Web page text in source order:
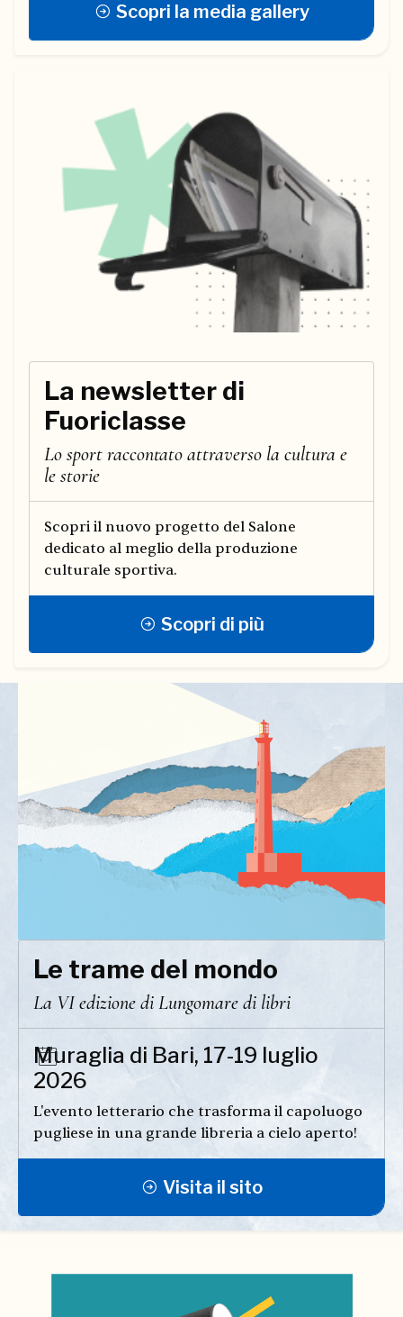
Scopri la media gallery
La newsletter di
Fuoriclasse
Lo sport raccontato attraverso la cultura e
le storie
Scopri il nuovo progetto del Salone
dedicato al meglio della produzione
culturale sportiva.
Scopri di più
Le trame del mondo
La VI edizione di Lungomare di libri
Muraglia di Bari, 17-19 luglio
2026
L'evento letterario che trasforma il capoluogo
pugliese in una grande libreria a cielo aperto!
Visita il sito